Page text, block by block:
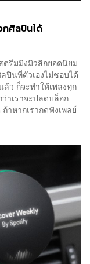
กศิลปินได้
ตรีมมิงมิวสิกยอดนิยม
ปินที่ตัวเองไม่ชอบได้
ว ก็จะทำให้เพลงทุก
าเราจะปลดบล็อก
าหากเรากดฟังเพลย์